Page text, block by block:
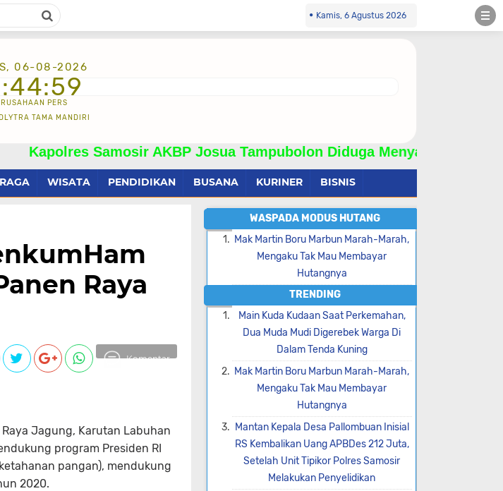
Kamis, 6 Agustus 2026
06-08-2026
PERS
TAMA MANDIRI
Samosir AKBP Josua Tampubolon Diduga Menyalahgunakan
WISATA PENDIDIKAN BUSANA KURINER BISNIS
Raya
Komentar
Jagung, Karutan Labuhan
program Presiden RI
pangan), mendukung
2020.
WASPADA MODUS HUTANG
Mak Martin Boru Marbun Marah-Marah,
Mengaku Tak Mau Membayar
Hutangnya
TRENDING
Main Kuda Kudaan Saat Perkemahan,
Dua Muda Mudi Digerebek Warga Di
Dalam Tenda Kuning
Mak Martin Boru Marbun Marah-Marah,
Mengaku Tak Mau Membayar
Hutangnya
Mantan Kepala Desa Pallombuan Inisial
RS Kembalikan Uang APBDes 212 Juta,
Setelah Unit Tipikor Polres Samosir
Melakukan Penyelidikan